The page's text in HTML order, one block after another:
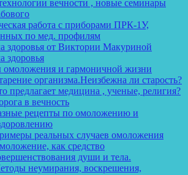
вечности , новые семинары
работа с приборами ПРК-1У,
по мед. профилям
здоровья от Виктории Макуриной
здоровья
и гармоничной жизни
организма.Неизбежна ли старость?
предлагает медицина , ученые, религия?
в вечность
рецепты по омоложению и
реальных случаев омоложения
как средство
души и тела.
неумирания, воскрешения,